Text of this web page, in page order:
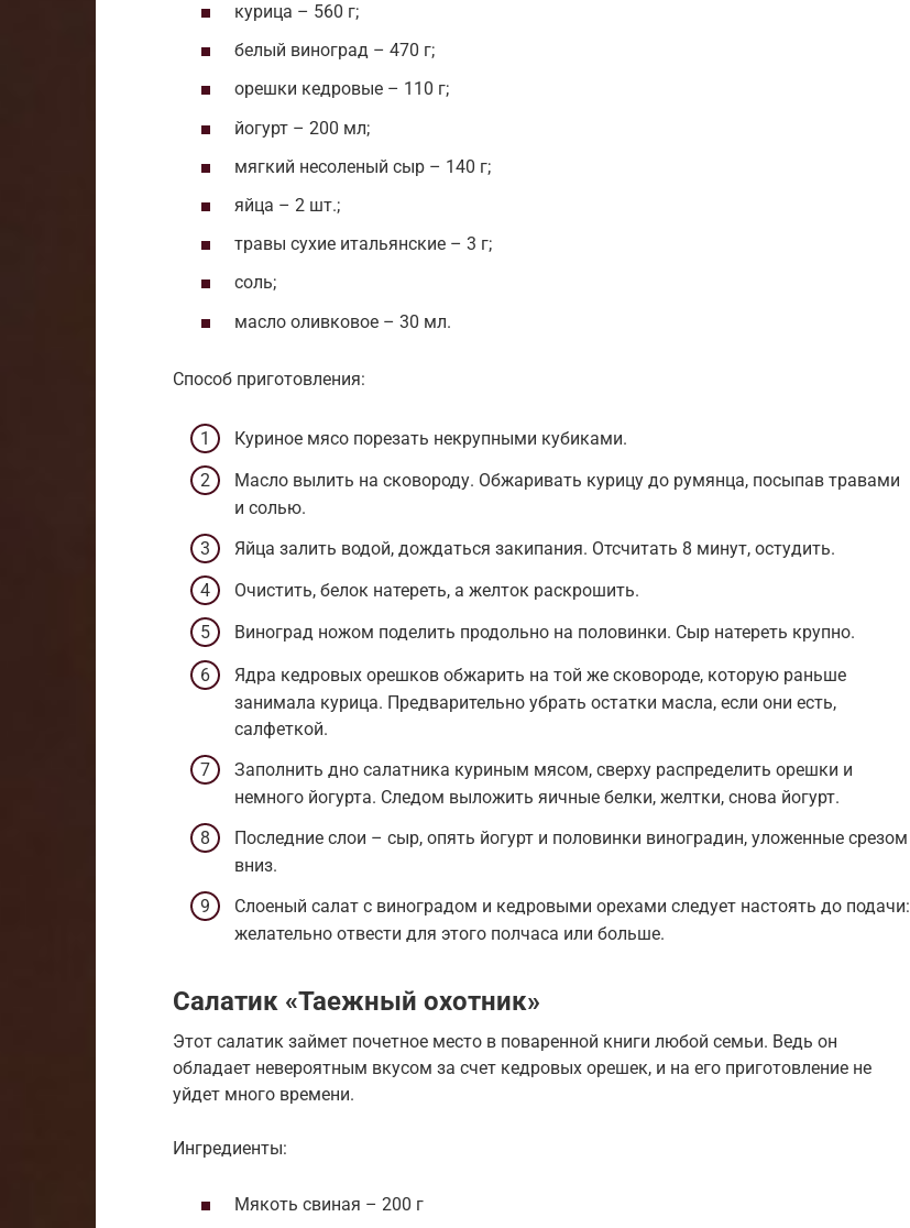
курица – 560 г;
белый виноград – 470 г;
орешки кедровые – 110 г;
йогурт – 200 мл;
мягкий несоленый сыр – 140 г;
яйца – 2 шт.;
травы сухие итальянские – 3 г;
соль;
масло оливковое – 30 мл.
Способ приготовления:
Куриное мясо порезать некрупными кубиками.
Масло вылить на сковороду. Обжаривать курицу до румянца, посыпав травами
и солью.
Яйца залить водой, дождаться закипания. Отсчитать 8 минут, остудить.
Очистить, белок натереть, а желток раскрошить.
Виноград ножом поделить продольно на половинки. Сыр натереть крупно.
Ядра кедровых орешков обжарить на той же сковороде, которую раньше
занимала курица. Предварительно убрать остатки масла, если они есть,
салфеткой.
Заполнить дно салатника куриным мясом, сверху распределить орешки и
немного йогурта. Следом выложить яичные белки, желтки, снова йогурт.
Последние слои – сыр, опять йогурт и половинки виноградин, уложенные срезом
вниз.
Слоеный салат с виноградом и кедровыми орехами следует настоять до подачи:
желательно отвести для этого полчаса или больше.
Салатик «Таежный охотник»
Этот салатик займет почетное место в поваренной книги любой семьи. Ведь он
обладает невероятным вкусом за счет кедровых орешек, и на его приготовление не
уйдет много времени.
Ингредиенты:
Мякоть свиная – 200 г